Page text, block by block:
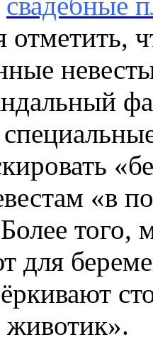
отметить,
«в
Более
для